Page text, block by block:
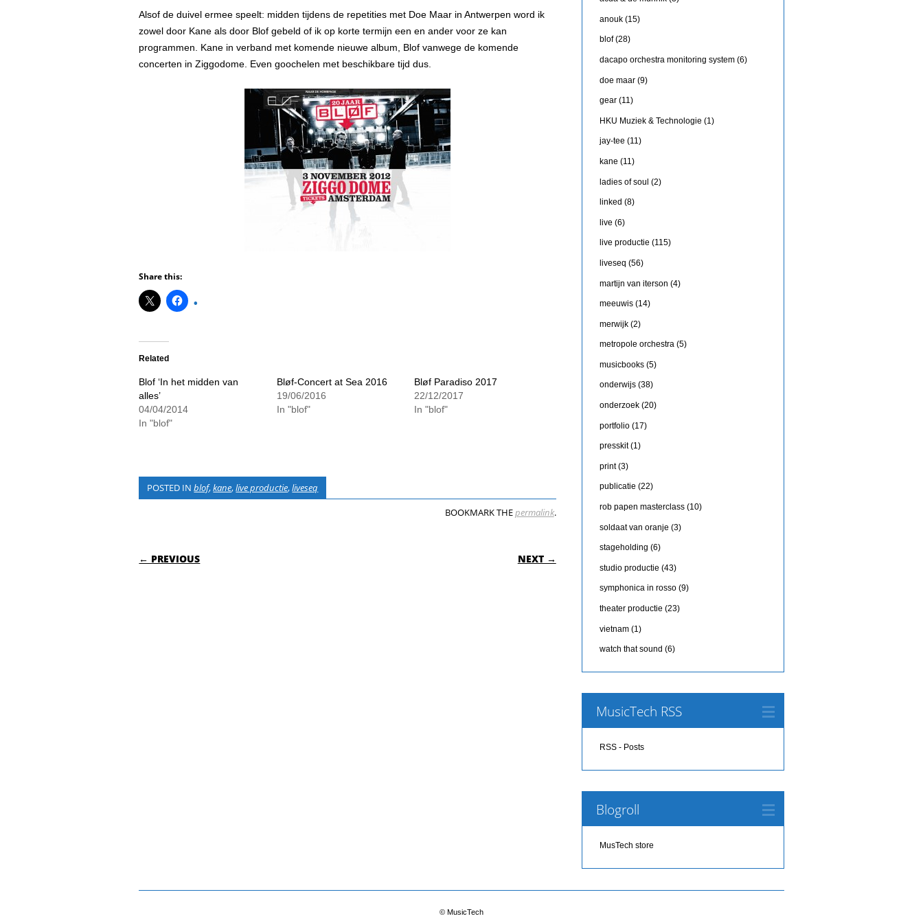
Alsof de duivel ermee speelt: midden tijdens de repetities met Doe Maar in Antwerpen word ik
zowel door Kane als door Blof gebeld of ik op korte termijn een en ander voor ze kan
programmen. Kane in verband met komende nieuwe album, Blof vanwege de komende
concerten in Ziggodome. Even goochelen met beschikbare tijd dus.
Share this:
Related
Blof ‘In het midden van
alles’
04/04/2014
In "blof"
Bløf-Concert at Sea 2016
19/06/2016
In "blof"
Bløf Paradiso 2017
22/12/2017
In "blof"
POSTED INblof,kane,live productie,liveseq
BOOKMARK THEpermalink.
POST NAVIGATION
← PREVIOUS NEXT →
anouk (15)
blof(28)
dacapo orchestra monitoring system (6)
doe maar (9)
gear (11)
HKU Muziek & Technologie (1)
jay-tee (11)
kane (11)
ladies of soul (2)
linked (8)
live (6)
live productie (115)
liveseq (56)
martijn van iterson (4)
meeuwis (14)
merwijk (2)
metropole orchestra (5)
musicbooks (5)
onderwijs (38)
onderzoek (20)
portfolio (17)
presskit(1)
print(3)
publicatie (22)
rob papen masterclass (10)
soldaat van oranje (3)
stageholding (6)
studio productie (43)
symphonica in rosso (9)
theater productie (23)
vietnam (1)
watch that sound (6)
MusicTech RSS
RSS - Posts
Blogroll
MusTech store
© MusicTech